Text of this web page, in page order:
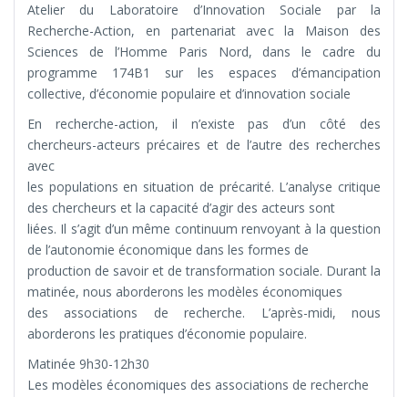
Atelier du Laboratoire d’Innovation Sociale par la
Recherche-Action, en partenariat avec la Maison des
Sciences de l’Homme Paris Nord, dans le cadre du
programme 174B1 sur les espaces d’émancipation
collective, d’économie populaire et d’innovation sociale
En recherche-action, il n’existe pas d’un côté des
chercheurs-acteurs précaires et de l’autre des recherches
avec
les populations en situation de précarité. L’analyse critique
des chercheurs et la capacité d’agir des acteurs sont
liées. Il s’agit d’un même continuum renvoyant à la question
de l’autonomie économique dans les formes de
production de savoir et de transformation sociale. Durant la
matinée, nous aborderons les modèles économiques
des associations de recherche. L’après-midi, nous
aborderons les pratiques d’économie populaire.
Matinée 9h30-12h30
Les modèles économiques des associations de recherche